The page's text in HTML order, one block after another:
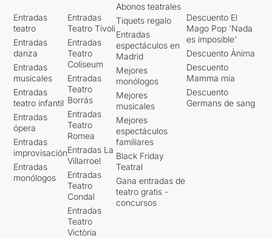
Entradas
teatro
Entradas
danza
Entradas
musicales
Entradas
teatro infantil
Entradas
ópera
Entradas
improvisación
Entradas
monólogos
Entradas
Teatro Tívoli
Entradas
Teatro
Coliseum
Entradas
Teatro
Borrás
Entradas
Teatro
Romea
Entradas La
Villarroel
Entradas
Teatro
Condal
Entradas
Teatro
Victòria
Abonos teatrales
Tiquets regalo
Entradas
espectáculos en
Madrid
Mejores
monólogos
Mejores
musicales
Mejores
espectáculos
familiares
Black Friday
Teatral
Gana entradas de
teatro gratis -
concursos
Descuento El
Mago Pop 'Nada
es imposible'
Descuento Ànima
Descuento
Mamma mia
Descuento
Germans de sang